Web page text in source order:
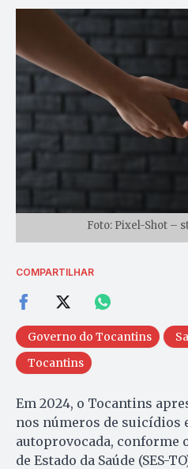
Foto: Pixel-Shot –
COMPARTILHAR
Governo do Tocantins
Tocantins
Em 2024, o Tocantins
nos números de suicídios
autoprovocada, conforme
de Estado da Saúde (SES-